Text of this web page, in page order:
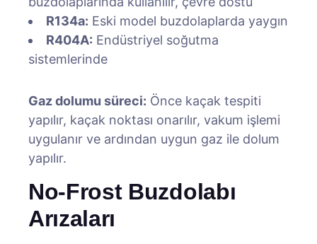
R134a: Eski model buzdolaplarda yaygın
R404A: Endüstriyel soğutma
sistemlerinde
Gaz dolumu süreci: Önce kaçak tespiti
yapılır, kaçak noktası onarılır, vakum işlemi
uygulanır ve ardından uygun gaz ile dolum
yapılır.
No-Frost Buzdolabı
Arızaları